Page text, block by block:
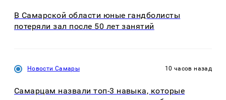
В Самарской области юные гандболисты
потеряли зал после 50 лет занятий
Новости Самары 10 часов назад
Самарцам назвали топ-3 навыка, которые